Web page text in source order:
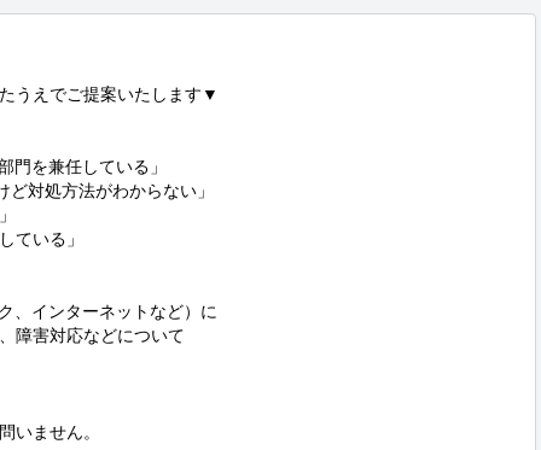
うえでご提案いたします▼
門を兼任している」
対処方法がわからない」
ている」
、インターネットなど）に
障害対応などについて
いません。